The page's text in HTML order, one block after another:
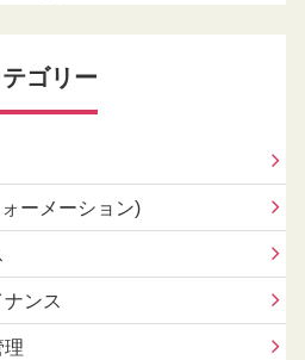
ゴリー
ーメーション)
ンス
理